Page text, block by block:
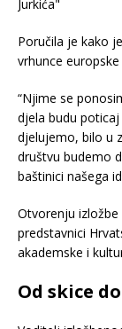
Poručila je kako
vrhunce
“Njime se
djela budu
djelujemo, bilo u
društvu budemo
baštinici našega
Otvorenju izložbe
predstavnici
akademske i
Od skice